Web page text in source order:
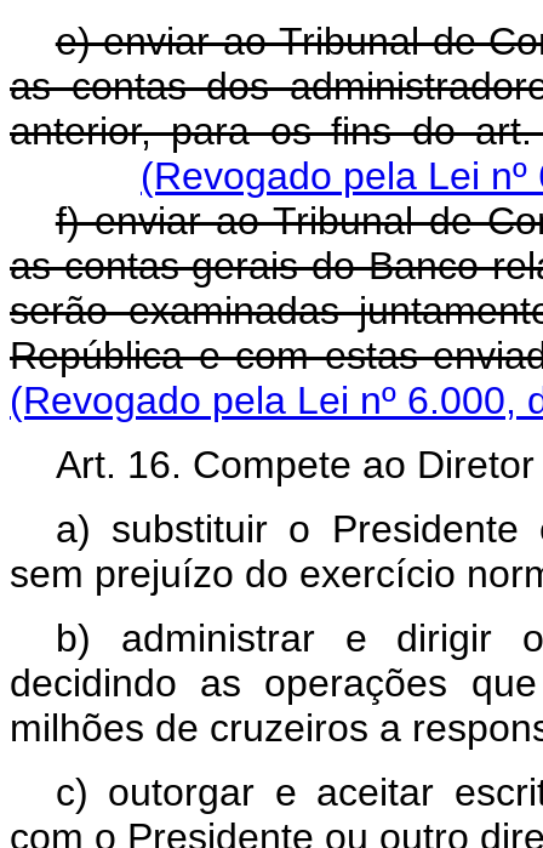
e) enviar ao Tribunal de
as contas dos
anterior, para os fins do
(Revogado pela Lei
f) enviar ao Tribunal de
as contas gerais do Banco
serão examinadas
República e com estas
(Revogado pela Lei nº 6.000,
Art. 16. Compete ao
a) substituir o Presidente
sem prejuízo do exercício
b) administrar e dirigir
decidindo as operações
milhões de cruzeiros a
c) outorgar e aceitar
com o Presidente ou outro